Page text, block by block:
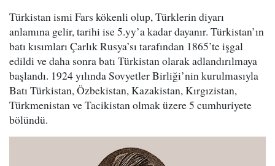
Türkistan ismi Fars kökenli olup, Türklerin diyarı
anlamına gelir, tarihi ise 5.yy’a kadar dayanır. Türkistan’ın
batı kısımları Çarlık Rusya’sı tarafından 1865’te işgal
edildi ve daha sonra batı Türkistan olarak adlandırılmaya
başlandı. 1924 yılında Sovyetler Birliği’nin kurulmasıyla
Batı Türkistan, Özbekistan, Kazakistan, Kırgızistan,
Türkmenistan ve Tacikistan olmak üzere 5 cumhuriyete
bölündü.